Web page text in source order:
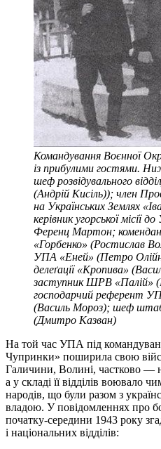
Командування Воєнної
із прибулими гостями.
шеф розвідувального
(Андрій Кисіль)); член
на Українських Землях
керівник угорської місії
Ференц Мартон;
«Горбенко» (Ростислав
УПА «Еней» (Петро
делеґації «Кропива»
заступник ШРВ «Палій»
господарчий референт
(Василь Мороз); шеф
(Дмитро Казван)
На той час УПА під
Чупринки» поширила свою
Галичини, Волині, частково —
а у складі її відділів воювало
народів, що були разом з
владою. У повідомленнях про
початку-середини 1943 року
і національних відділів: